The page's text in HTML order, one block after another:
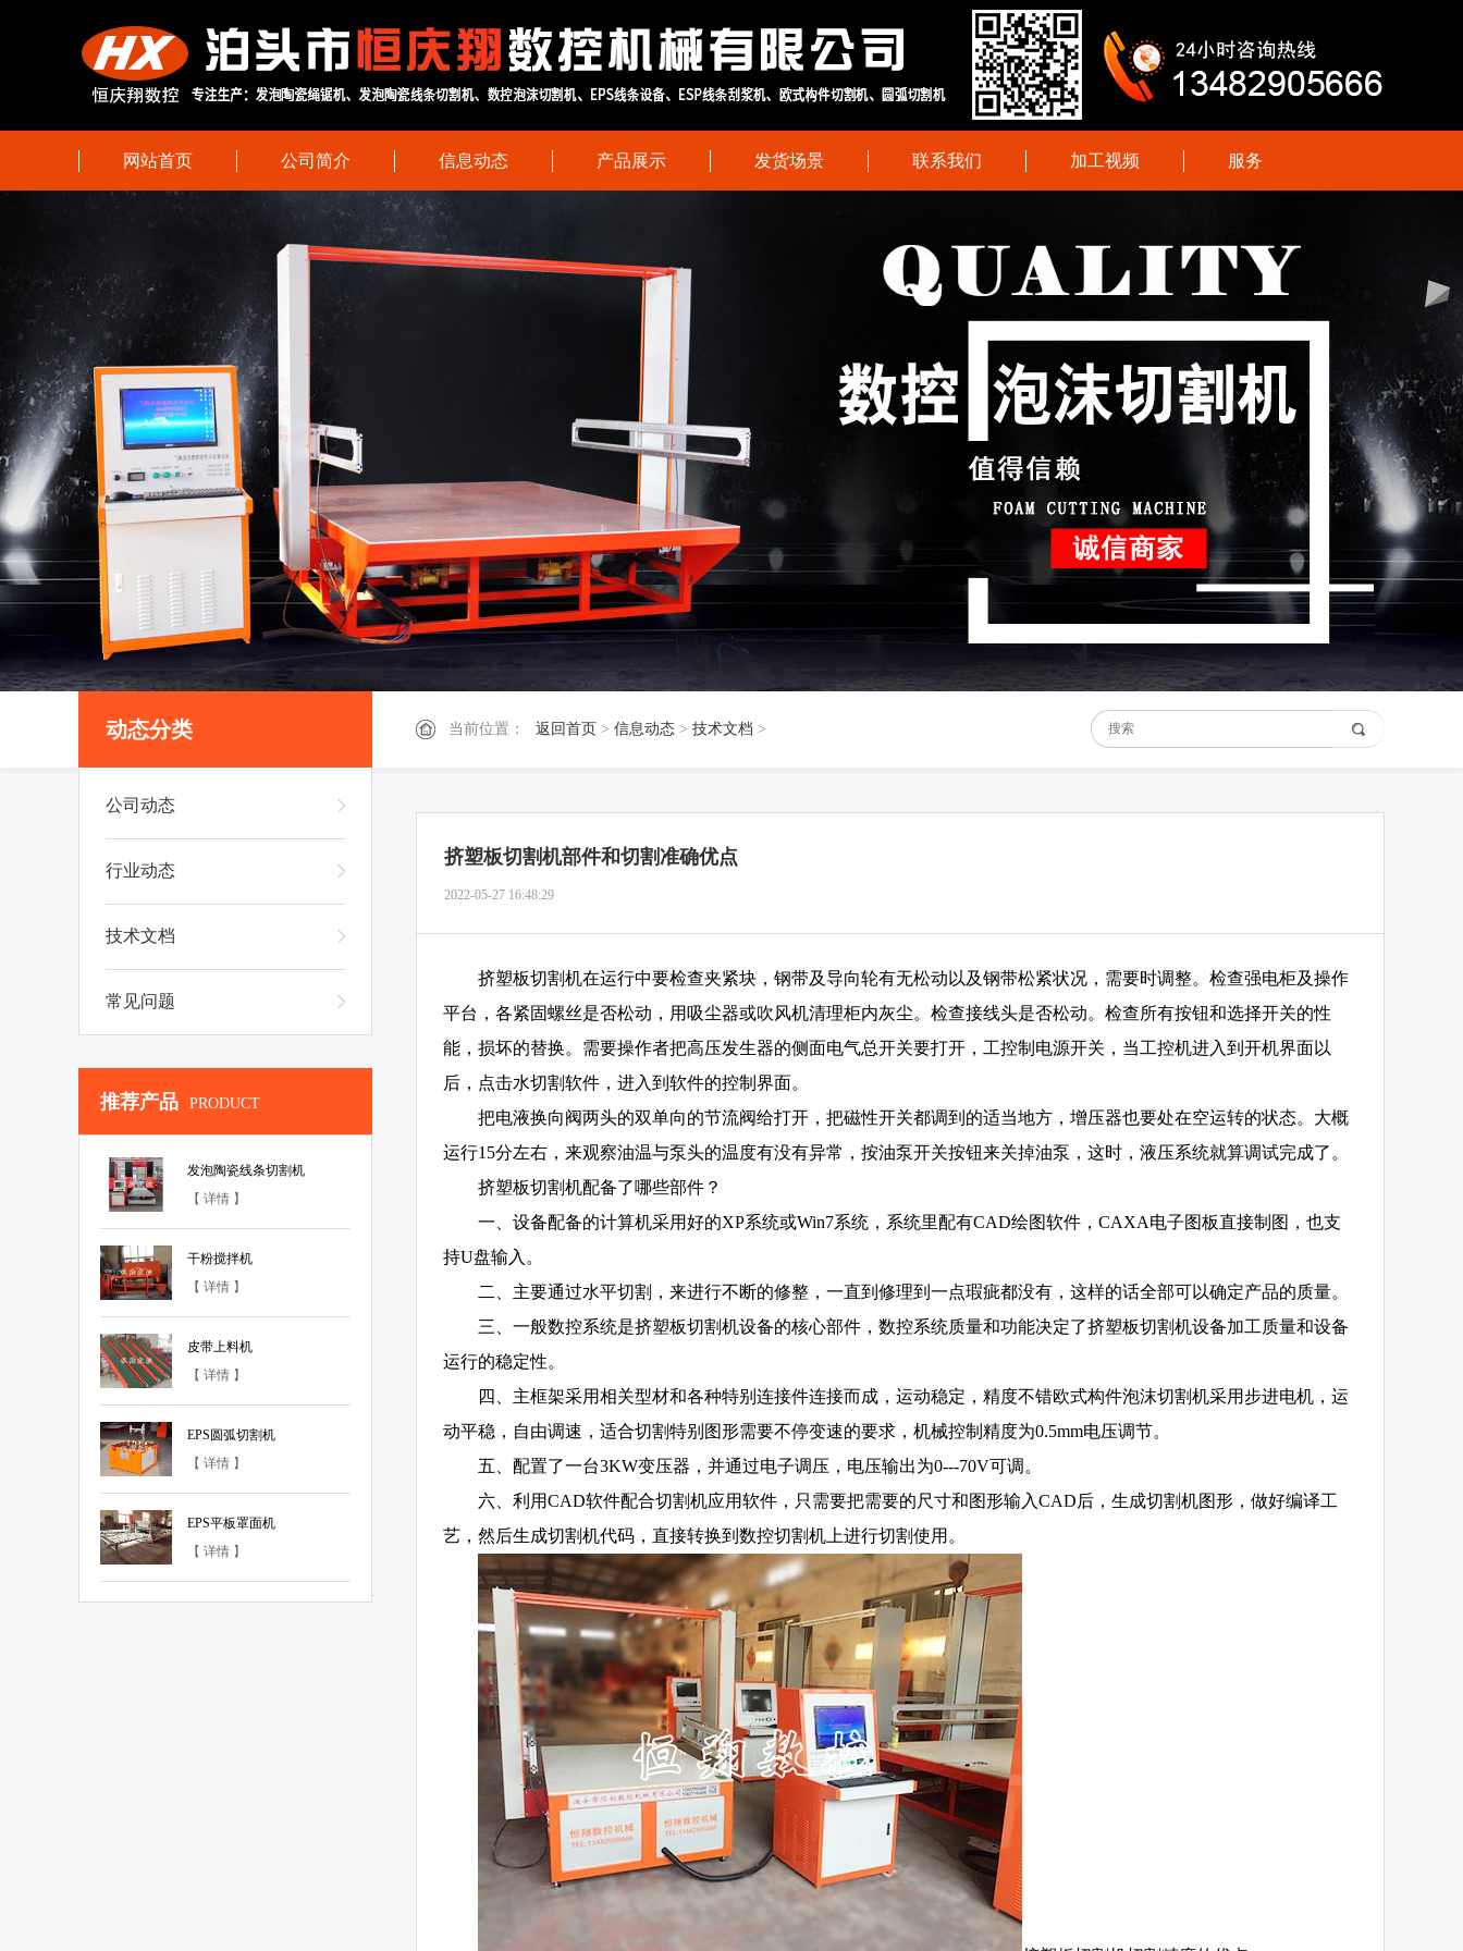
网站首页 公司简介 信息动态 产品展示 发货场景 联系我们 加工视频 服务
当前位置： 返回首页 > 信息动态 > 技术文档 >
动态分类
公司动态
行业动态
技术文档
常见问题
推荐产品 PRODUCT
发泡陶瓷线条切割机
【 详情 】
干粉搅拌机
【 详情 】
皮带上料机
【 详情 】
EPS圆弧切割机
【 详情 】
EPS平板罩面机
【 详情 】
挤塑板切割机部件和切割准确优点
2022-05-27 16:48:29
挤塑板切割机在运行中要检查夹紧块，钢带及导向轮有无松动以及钢带松紧状况，需要时调整。检查强电柜及操作
平台，各紧固螺丝是否松动，用吸尘器或吹风机清理柜内灰尘。检查接线头是否松动。检查所有按钮和选择开关的性
能，损坏的替换。需要操作者把高压发生器的侧面电气总开关要打开，工控制电源开关，当工控机进入到开机界面以
后，点击水切割软件，进入到软件的控制界面。
把电液换向阀两头的双单向的节流阀给打开，把磁性开关都调到的适当地方，增压器也要处在空运转的状态。大概
运行15分左右，来观察油温与泵头的温度有没有异常，按油泵开关按钮来关掉油泵，这时，液压系统就算调试完成了。
挤塑板切割机配备了哪些部件？
一、设备配备的计算机采用好的XP系统或Win7系统，系统里配有CAD绘图软件，CAXA电子图板直接制图，也支
持U盘输入。
二、主要通过水平切割，来进行不断的修整，一直到修理到一点瑕疵都没有，这样的话全部可以确定产品的质量。
三、一般数控系统是挤塑板切割机设备的核心部件，数控系统质量和功能决定了挤塑板切割机设备加工质量和设备
运行的稳定性。
四、主框架采用相关型材和各种特别连接件连接而成，运动稳定，精度不错欧式构件泡沫切割机采用步进电机，运
动平稳，自由调速，适合切割特别图形需要不停变速的要求，机械控制精度为0.5mm电压调节。
五、配置了一台3KW变压器，并通过电子调压，电压输出为0---70V可调。
六、利用CAD软件配合切割机应用软件，只需要把需要的尺寸和图形输入CAD后，生成切割机图形，做好编译工
艺，然后生成切割机代码，直接转换到数控切割机上进行切割使用。